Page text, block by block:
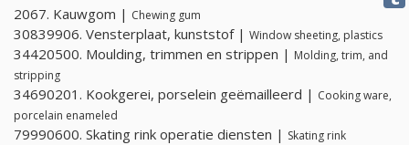
2067. Kauwgom | Chewing gum
30839906. Vensterplaat, kunststof | Window sheeting, plastics
34420500. Moulding, trimmen en strippen | Molding, trim, and
stripping
34690201. Kookgerei, porselein geëmailleerd | Cooking ware,
porcelain enameled
79990600. Skating rink operatie diensten | Skating rink